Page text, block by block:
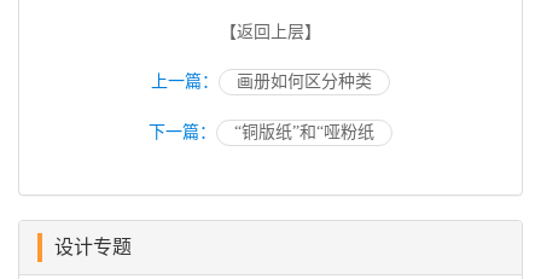
【返回上层】
上一篇： 画册如何区分种类
下一篇： “铜版纸”和“哑粉纸
设计专题